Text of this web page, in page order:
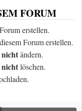
FORUM
erstellen.
Forum erstellen.
nichtändern.
nichtlöschen.